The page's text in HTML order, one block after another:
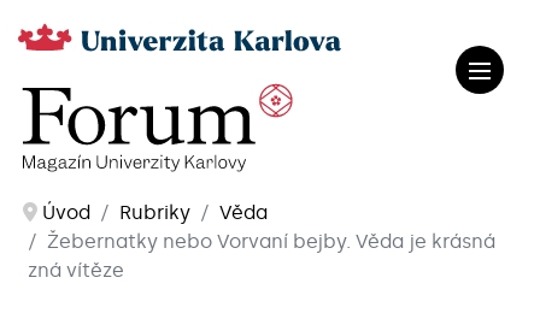
Úvod Rubriky
Věda
Žebernatky nebo Vorvaní bejby. Věda je krásná
zná vítěze